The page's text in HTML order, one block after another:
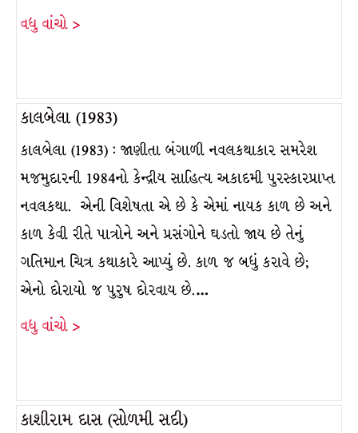
વધુ વાંચો >
કાલબેલા (1983)
કાલબેલા (1983) : જાણીતા બંગાળી નવલકથાકાર સમરેશ
મજમુદારની 1984નો કેન્દ્રીય સાહિત્ય અકાદમી પુરસ્કારપ્રાપ્ત
નવલકથા. એની વિશેષતા એ છે કે એમાં નાયક કાળ છે અને
કાળ કેવી રીતે પાત્રોને અને પ્રસંગોને ઘડતો જાય છે તેનું
ગતિમાન ચિત્ર કથાકારે આપ્યું છે. કાળ જ બધું કરાવે છે;
એનો દોરાયો જ પુરુષ દોરવાય છે.…
વધુ વાંચો >
કાશીરામ દાસ (સોળમી સદી)